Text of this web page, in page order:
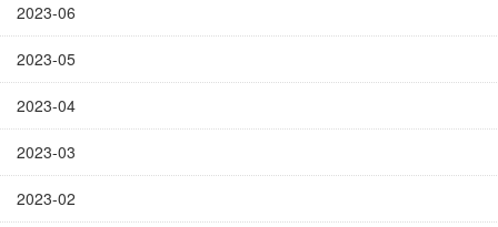
2023-06
2023-05
2023-04
2023-03
2023-02